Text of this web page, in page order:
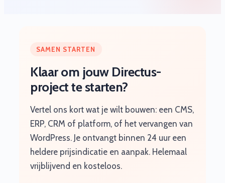
SAMEN STARTEN
Klaar om jouw Directus-
project te starten?
Vertel ons kort wat je wilt bouwen: een CMS,
ERP, CRM of platform, of het vervangen van
WordPress. Je ontvangt binnen 24 uur een
heldere prijsindicatie en aanpak. Helemaal
vrijblijvend en kosteloos.